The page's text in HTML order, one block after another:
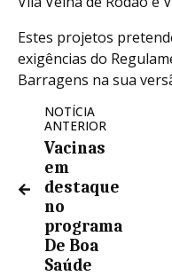
Estes projetos
exigências do
Barragens na sua
NOTÍCIA
ANTERIOR
Vacinas
em
destaque
no
programa
De Boa
Saúde